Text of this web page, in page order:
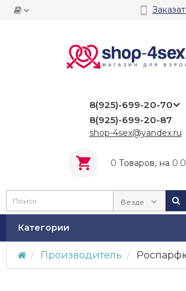
8(925)-699-20-70
8(925)-699-20-87
shop-4sex@yandex.ru
0 Tоваров, на
Везде
Категории
Производитель